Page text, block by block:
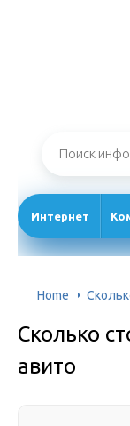
Интернет
Home
Сколько
авито